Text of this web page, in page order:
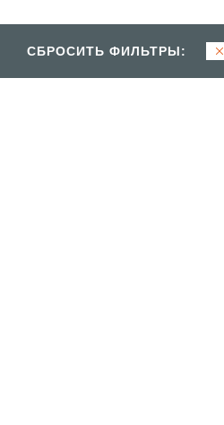
СБРОСИТЬ ФИЛЬТРЫ: